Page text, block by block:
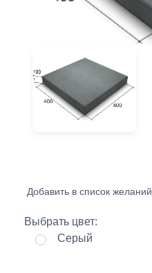
Добавить в список желаний
Выбрать цвет:
Серый